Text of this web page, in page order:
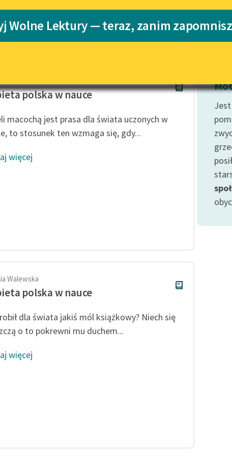
niepełnosprawnościami
literatury do słuchania dla
uczennic i uczniów z
niepełnosprawnościami
Katalog
Katalog w
Wolne Lektury — teraz, zanim zapomnisz
polska w nauce
macochą jest prasa dla świata uczonych w
to stosunek ten wzmaga się, gdy...
więcej
Walewska
polska w nauce
dla świata jakiś mól książkowy? Niech się
o to pokrewni mu duchem...
więcej